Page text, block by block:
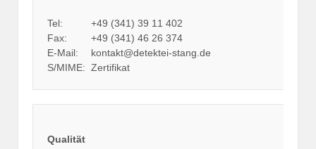
Tel:
+49 (341) 39 11 402
Fax:
+49 (341) 46 26 374
E-Mail:
kontakt@detektei-stang.de
S/MIME: Zertifikat
Qualität